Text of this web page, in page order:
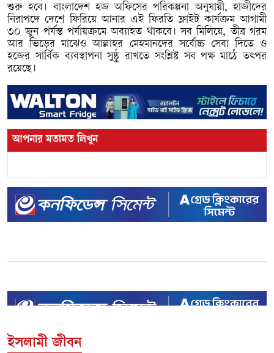
শুরু হবে। বাংলাদেশ হজ অফিসের পরিকল্পনা অনুযায়ী, হাজীদের
নিরাপদে দেশে ফিরিয়ে আনার এই ফিরতি ফ্লাইট কার্যক্রম আগামী
৩০ জুন পর্যন্ত পর্যায়ক্রমে অব্যাহত থাকবে। সব মিলিয়ে, তীব্র গরম
আর ভিড়ের মাঝেও আল্লাহর মেহমানদের সর্বোচ্চ সেবা দিতে ও
হজের সার্বিক ব্যবস্থাপনা সুষ্ঠু রাখতে সংশ্লিষ্ট সব পক্ষ মাঠে তৎপর
রয়েছে।
আপনার মতামত লিখুন
ইসলামী জীবন